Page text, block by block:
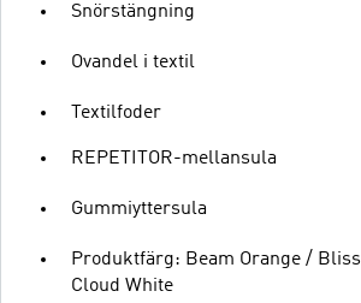
Snörstängning
Ovandel i textil
Textilfoder
REPETITOR-mellansula
Gummiyttersula
Produktfärg: Beam Orange /
Cloud White